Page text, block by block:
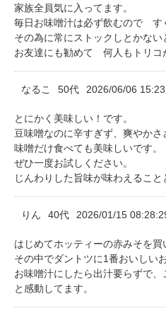
家族全員気に入ってます。
毎日お味噌汁は必ず飲むので す
その為に常にストックしとかない
お友達にも勧めて 何人もトリコ
なるこ 50代 2026/06/06
とにかく美味しい！です。
豆味噌なのに辛すぎず、爽やかさ
味噌だけ食べても美味しいです。
ぜひ一度お試しください。
じんわりした旨味が味わえること
りん 40代 2026/01/15
はじめてホッティーの赤みそを
その中でダントツに1番おいしい
お味噌汁にしたら出汁要らずで
と感動してます。